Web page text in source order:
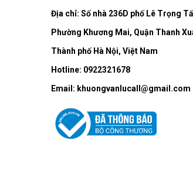
Địa chỉ: Số nhà 236D phố Lê Trọng
Phường Khương Mai, Quận Thanh
Thành phố Hà Nội, Việt Nam
Hotline: 0922321678
Email: khuongvanlucall@gmail.com